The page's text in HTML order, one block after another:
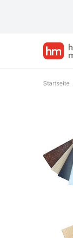
Startseite